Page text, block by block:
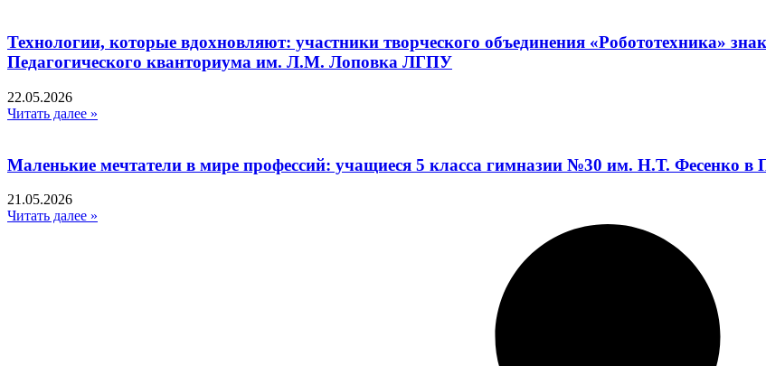
Технологии, которые вдохновляют: участники творческого объединения «Робототехника»
Педагогического кванториума им. Л.М. Лоповка ЛГПУ
22.05.2026
Читать далее »
Маленькие мечтатели в мире профессий: учащиеся 5 класса гимназии №30 им. Н.Т. Фесенко в
21.05.2026
Читать далее »